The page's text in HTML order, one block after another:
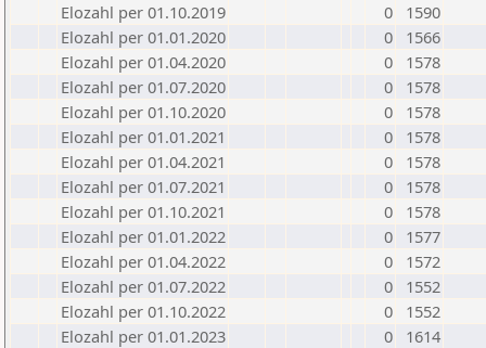
Elozahl per 01.10.2019
0
1590
Elozahl per 01.01.2020
0
1566
Elozahl per 01.04.2020
0
1578
Elozahl per 01.07.2020
0
1578
Elozahl per 01.10.2020
0
1578
Elozahl per 01.01.2021
0
1578
Elozahl per 01.04.2021
0
1578
Elozahl per 01.07.2021
0
1578
Elozahl per 01.10.2021
0
1578
Elozahl per 01.01.2022
0
1577
Elozahl per 01.04.2022
0
1572
Elozahl per 01.07.2022
0
1552
Elozahl per 01.10.2022
0
1552
Elozahl per 01.01.2023
0
1614